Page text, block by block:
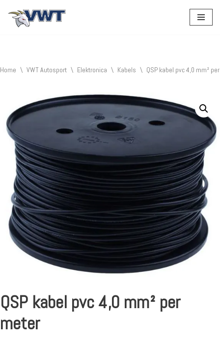
Home \ VWT Autosport \ Elektronica \ Kabels \ QSP kabel pvc 4,0 mm²
QSP kabel pvc 4,0 mm² per
meter